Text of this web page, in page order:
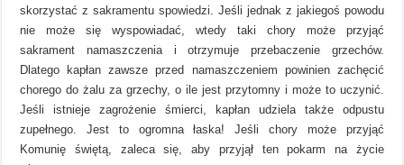
skorzystać z sakramentu spowiedzi. Jeśli jednak z jakiegoś powodu
nie może się wyspowiadać, wtedy taki chory może przyjąć
sakrament namaszczenia i otrzymuje przebaczenie grzechów.
Dlatego kapłan zawsze przed namaszczeniem powinien zachęcić
chorego do żalu za grzechy, o ile jest przytomny i może to uczynić.
Jeśli istnieje zagrożenie śmierci, kapłan udziela także odpustu
zupełnego. Jest to ogromna łaska! Jeśli chory może przyjąć
Komunię świętą, zaleca się, aby przyjął ten pokarm na życie